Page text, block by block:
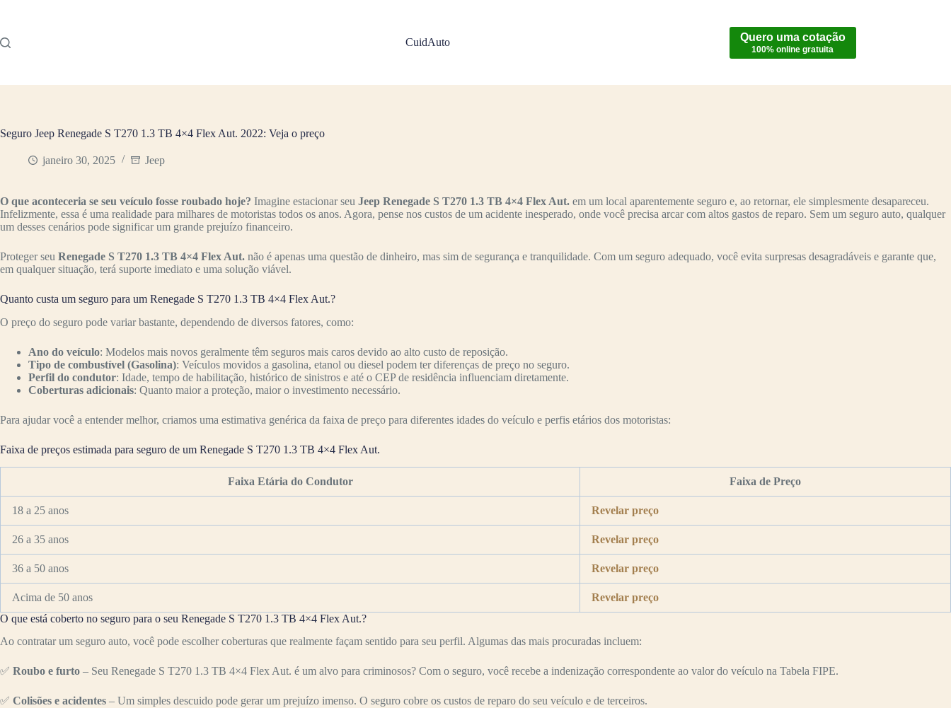
conteúdo
CuidAuto Quero uma cotação
100% online gratuita
Seguro Jeep Renegade S T270 1.3 TB 4×4 Flex Aut. 2022: Veja o preço
janeiro 30, 2025 Jeep
O que aconteceria se seu veículo fosse roubado hoje? Imagine estacionar seu Jeep Renegade S T270 1.3 TB 4×4 Flex Aut. em um local aparentemente seguro e, ao retornar, ele simplesmente desapareceu.
Infelizmente, essa é uma realidade para milhares de motoristas todos os anos. Agora, pense nos custos de um acidente inesperado, onde você precisa arcar com altos gastos de reparo. Sem um seguro auto, qualquer
um desses cenários pode significar um grande prejuízo financeiro.
Proteger seu Renegade S T270 1.3 TB 4×4 Flex Aut. não é apenas uma questão de dinheiro, mas sim de segurança e tranquilidade. Com um seguro adequado, você evita surpresas desagradáveis e garante que,
em qualquer situação, terá suporte imediato e uma solução viável.
Quanto custa um seguro para um Renegade S T270 1.3 TB 4×4 Flex Aut.?
O preço do seguro pode variar bastante, dependendo de diversos fatores, como:
Ano do veículo: Modelos mais novos geralmente têm seguros mais caros devido ao alto custo de reposição.
Tipo de combustível (Gasolina): Veículos movidos a gasolina, etanol ou diesel podem ter diferenças de preço no seguro.
Perfil do condutor: Idade, tempo de habilitação, histórico de sinistros e até o CEP de residência influenciam diretamente.
Coberturas adicionais: Quanto maior a proteção, maior o investimento necessário.
Para ajudar você a entender melhor, criamos uma estimativa genérica da faixa de preço para diferentes idades do veículo e perfis etários dos motoristas:
Faixa de preços estimada para seguro de um Renegade S T270 1.3 TB 4×4 Flex Aut.
Faixa Etária do Condutor Faixa de Preço
18 a 25 anos Revelar preço
26 a 35 anos Revelar preço
36 a 50 anos Revelar preço
Acima de 50 anos
Revelar preço
O que está coberto no seguro para o seu Renegade S T270 1.3 TB 4×4 Flex Aut.?
Ao contratar um seguro auto, você pode escolher coberturas que realmente façam sentido para seu perfil. Algumas das mais procuradas incluem:
✅ Roubo e furto – Seu Renegade S T270 1.3 TB 4×4 Flex Aut. é um alvo para criminosos? Com o seguro, você recebe a indenização correspondente ao valor do veículo na Tabela FIPE.
✅ Colisões e acidentes – Um simples descuido pode gerar um prejuízo imenso. O seguro cobre os custos de reparo do seu veículo e de terceiros.